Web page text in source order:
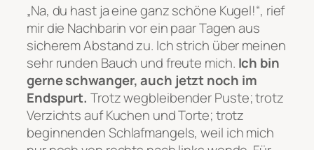
„Na, du hast ja eine ganz schöne Kugel!“, rief
mir die Nachbarin vor ein paar Tagen aus
sicherem Abstand zu. Ich strich über meinen
sehr runden Bauch und freute mich. Ich bin
gerne schwanger, auch jetzt noch im
Endspurt. Trotz wegbleibender Puste; trotz
Verzichts auf Kuchen und Torte; trotz
beginnenden Schlafmangels, weil ich mich